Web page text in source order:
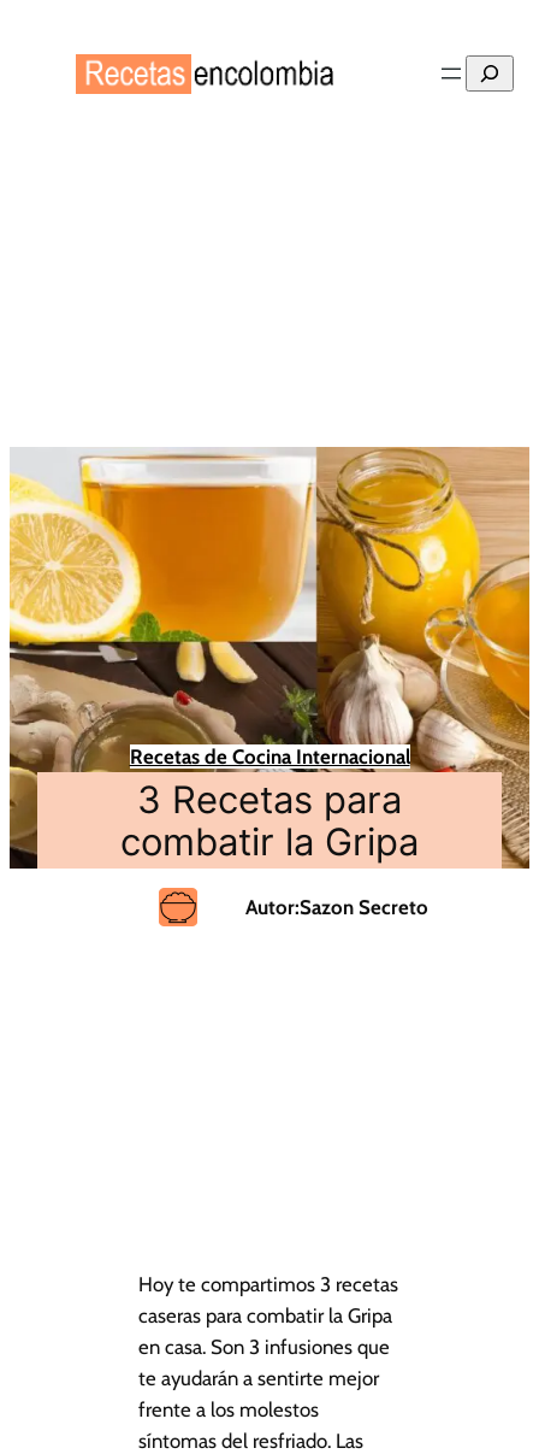
Buscar
Recetas de Cocina Internacional
3 Recetas para
combatir la Gripa
Autor:Sazon Secreto
Hoy te compartimos 3 recetas
caseras para combatir la Gripa
en casa. Son 3 infusiones que
te ayudarán a sentirte mejor
frente a los molestos
síntomas del resfriado. Las